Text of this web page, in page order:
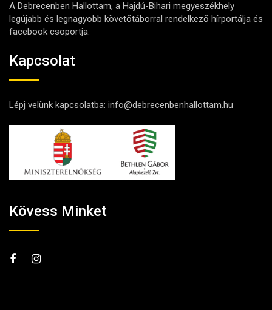
A Debrecenben Hallottam, a Hajdú-Bihari megyeszékhely
legújabb és legnagyobb követőtáborral rendelkező hírportálja és
facebook csoportja.
Kapcsolat
Lépj velünk kapcsolatba: info@debrecenbenhallottam.hu
Kövess Minket